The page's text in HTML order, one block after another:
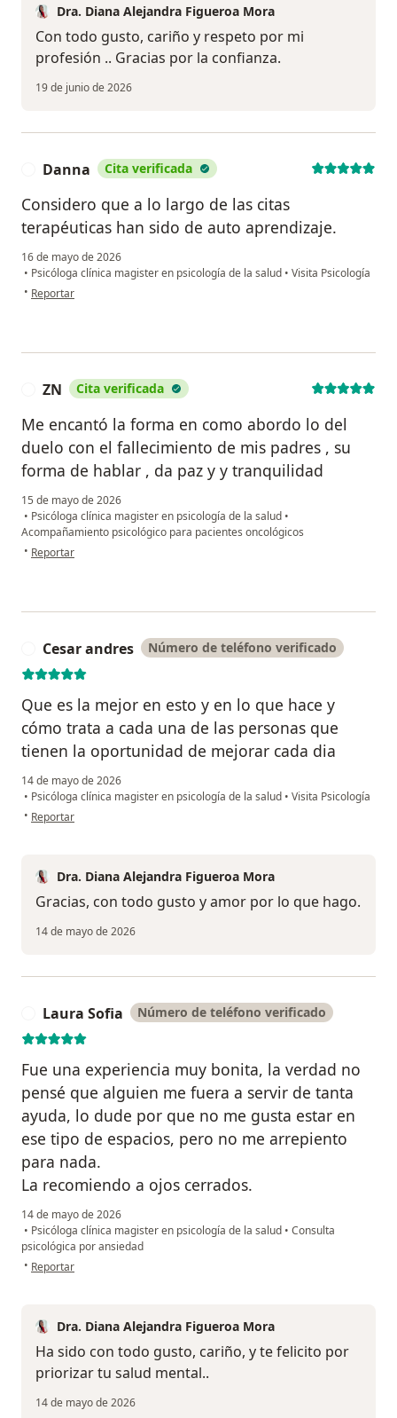
Dra. Diana Alejandra Figueroa Mora
Con todo gusto, cariño y respeto por mi
profesión .. Gracias por la confianza.
19 de junio de 2026
Danna Cita verificada
Considero que a lo largo de las citas
terapéuticas han sido de auto aprendizaje.
16 de mayo de 2026
• Psicóloga clínica magister en psicología de la salud • Visita Psicología
• en opinión del usuario Danna
Reportar
ZN Cita verificada
Me encantó la forma en como abordo lo del
duelo con el fallecimiento de mis padres , su
forma de hablar , da paz y y tranquilidad
15 de mayo de 2026
• Psicóloga clínica magister en psicología de la salud •
Acompañamiento psicológico para pacientes oncológicos
• en opinión del usuario ZN
Reportar
Cesar andres Número de teléfono verificado
Que es la mejor en esto y en lo que hace y
cómo trata a cada una de las personas que
tienen la oportunidad de mejorar cada dia
14 de mayo de 2026
• Psicóloga clínica magister en psicología de la salud • Visita Psicología
• en opinión del usuario Cesar andres
Reportar
Dra. Diana Alejandra Figueroa Mora
Gracias, con todo gusto y amor por lo que hago.
14 de mayo de 2026
Laura Sofia Número de teléfono verificado
Fue una experiencia muy bonita, la verdad no
pensé que alguien me fuera a servir de tanta
ayuda, lo dude por que no me gusta estar en
ese tipo de espacios, pero no me arrepiento
para nada.
La recomiendo a ojos cerrados.
14 de mayo de 2026
• Psicóloga clínica magister en psicología de la salud • Consulta
psicológica por ansiedad
• en opinión del usuario Laura Sofia
Reportar
Dra. Diana Alejandra Figueroa Mora
Ha sido con todo gusto, cariño, y te felicito por
priorizar tu salud mental..
14 de mayo de 2026